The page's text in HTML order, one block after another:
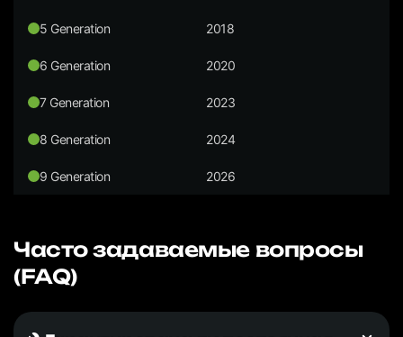
5 Generation 2018
6 Generation 2020
7 Generation 2023
8 Generation 2024
9 Generation 2026
Часто задаваемые вопросы
(FAQ)